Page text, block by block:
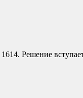
Решение